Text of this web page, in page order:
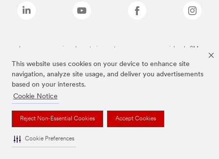
This website uses cookies on your device to enhance site
navigation, analyze site usage, and deliver you advertisements
based on your interests.
Cookie Notice
Reject Non-Essential Cookies Accept Cookies
Cookie Preferences
Las marcas mencionadas anteriormente son marcas comerciales de 3M.